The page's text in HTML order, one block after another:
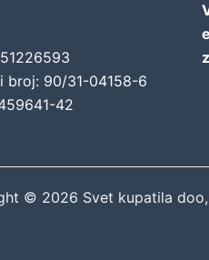
broj: 90/31-04158-6
42
© 2026 Svet kupatila